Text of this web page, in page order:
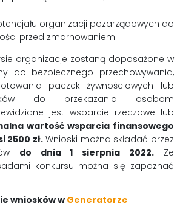
organizacji pozarządowych do
przed zmarnowaniem.
organizacje zostaną doposażone w
do bezpiecznego przechowywania,
paczek żywnościowych lub
do przekazania osobom
jest wsparcie rzeczowe lub
wartość wsparcia finansowego
2500 zł.Wnioski można składać przez
do dnia 1 sierpnia 2022.Ze
konkursu można się zapoznać
wniosków wGeneratorze